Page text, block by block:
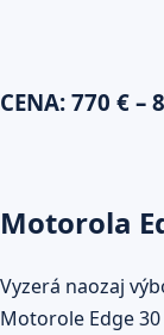
CENA: 770 € –
Motorola
Vyzerá naozaj
Motorole Edge